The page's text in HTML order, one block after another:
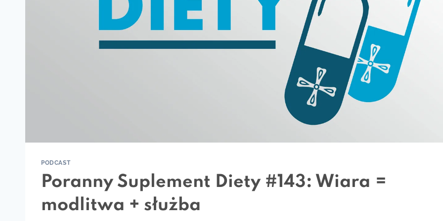
PODCAST
Poranny Suplement Diety #143: Wiara =
modlitwa + służba